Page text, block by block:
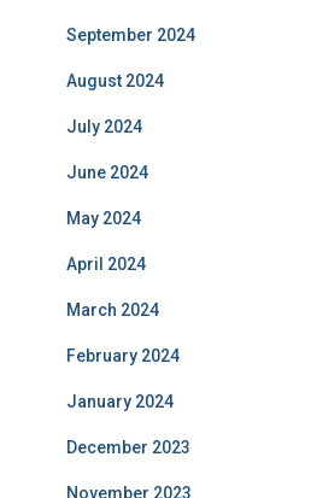
September 2024
August 2024
July 2024
June 2024
May 2024
April 2024
March 2024
February 2024
January 2024
December 2023
November 2023